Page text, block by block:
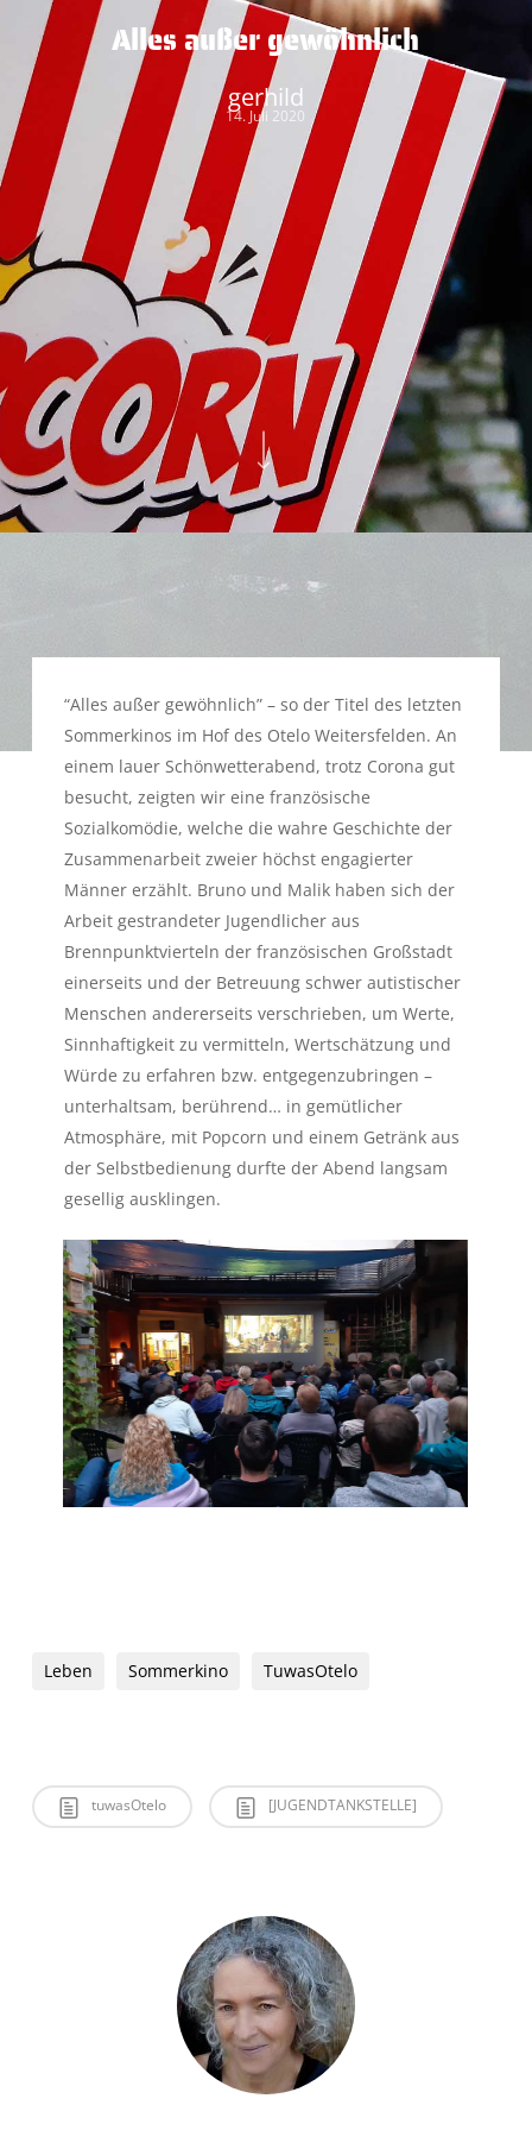
Alles außer gewöhnlich
gerhild
14. Juli 2020
“Alles außer gewöhnlich” – so der Titel des letzten
Sommerkinos im Hof des Otelo Weitersfelden. An
einem lauer Schönwetterabend, trotz Corona gut
besucht, zeigten wir eine französische
Sozialkomödie, welche die wahre Geschichte der
Zusammenarbeit zweier höchst engagierter
Männer erzählt. Bruno und Malik haben sich der
Arbeit gestrandeter Jugendlicher aus
Brennpunktvierteln der französischen Großstadt
einerseits und der Betreuung schwer autistischer
Menschen andererseits verschrieben, um Werte,
Sinnhaftigkeit zu vermitteln, Wertschätzung und
Würde zu erfahren bzw. entgegenzubringen –
unterhaltsam, berührend… in gemütlicher
Atmosphäre, mit Popcorn und einem Getränk aus
der Selbstbedienung durfte der Abend langsam
gesellig ausklingen.
Leben Sommerkino TuwasOtelo
tuwasOtelo [JUGENDTANKSTELLE]